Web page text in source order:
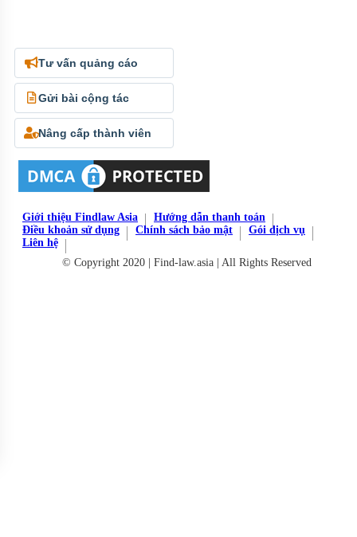
Tư vấn quảng cáo
Gửi bài cộng tác
Nâng cấp thành viên
Giới thiệu Findlaw Asia
Hướng dẫn thanh toán
Điều khoản sử dụng
Chính sách bảo mật
Gói dịch vụ
Liên hệ
© Copyright 2020 | Find-law.asia | All Rights Reserved